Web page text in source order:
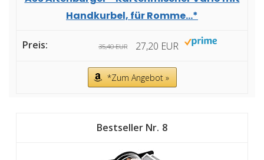
Handkurbel, für Romme...*
35,40 EUR 27,20 EUR
*Zum Angebot »
8